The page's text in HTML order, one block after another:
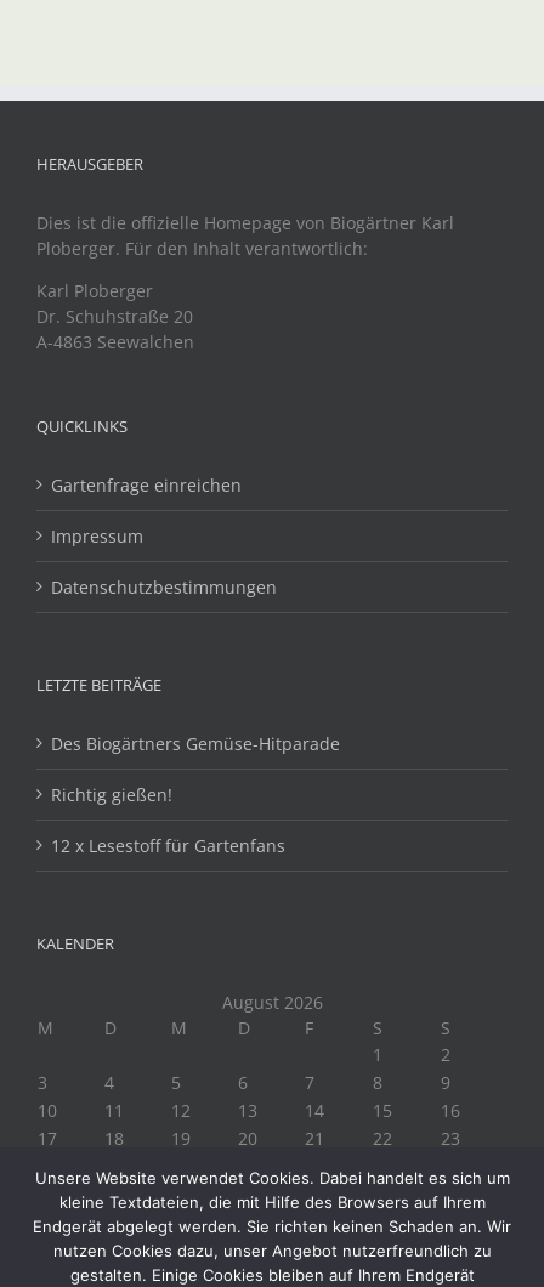
HERAUSGEBER
Dies ist die offizielle Homepage von Biogärtner Karl
Ploberger. Für den Inhalt verantwortlich:
Karl Ploberger
Dr. Schuhstraße 20
A-4863 Seewalchen
QUICKLINKS
Gartenfrage einreichen
Impressum
Datenschutzbestimmungen
LETZTE BEITRÄGE
Des Biogärtners Gemüse-Hitparade
Richtig gießen!
12 x Lesestoff für Gartenfans
KALENDER
August 2026
M
D M D F S
S
1
2
3
4 5 6 7 8
9
10
11 12 13 14 15
16
17
18 19 20 21 22
23
« Juli
Unsere Website verwendet Cookies. Dabei handelt es sich um
kleine Textdateien, die mit Hilfe des Browsers auf Ihrem
Endgerät abgelegt werden. Sie richten keinen Schaden an. Wir
nutzen Cookies dazu, unser Angebot nutzerfreundlich zu
gestalten. Einige Cookies bleiben auf Ihrem Endgerät